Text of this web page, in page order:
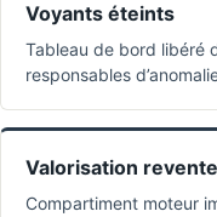
Voyants éteints
Tableau de bord libéré
responsables
Valorisation revente
Compartiment moteur